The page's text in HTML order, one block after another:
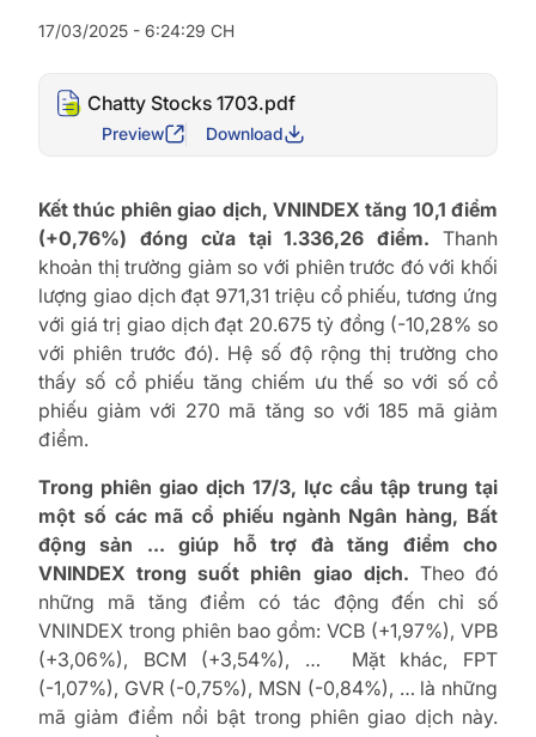
17/03/2025 - 6:24:29 CH
Chatty Stocks 1703.pdf
Preview Download
Kết thúc phiên giao dịch, VNINDEX tăng 10,1 điểm
(+0,76%) đóng cửa tại 1.336,26 điểm. Thanh
khoản thị trường giảm so với phiên trước đó với khối
lượng giao dịch đạt 971,31 triệu cổ phiếu, tương ứng
với giá trị giao dịch đạt 20.675 tỷ đồng (-10,28% so
với phiên trước đó). Hệ số độ rộng thị trường cho
thấy số cổ phiếu tăng chiếm ưu thế so với số cổ
phiếu giảm với 270 mã tăng so với 185 mã giảm
điểm.
Trong phiên giao dịch 17/3, lực cầu tập trung tại
một số các mã cổ phiếu ngành Ngân hàng, Bất
động sản … giúp hỗ trợ đà tăng điểm cho
VNINDEX trong suốt phiên giao dịch. Theo đó
những mã tăng điểm có tác động đến chỉ số
VNINDEX trong phiên bao gồm: VCB (+1,97%), VPB
(+3,06%), BCM (+3,54%), … Mặt khác, FPT
(-1,07%), GVR (-0,75%), MSN (-0,84%), … là những
mã giảm điểm nổi bật trong phiên giao dịch này.